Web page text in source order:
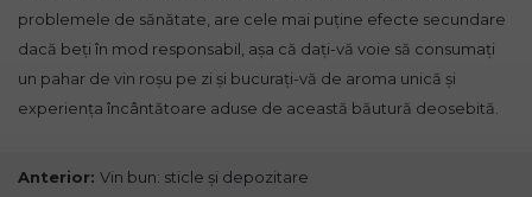
problemele de sănătate, are cele mai puține efecte secundare
dacă beți în mod responsabil, așa că dați-vă voie să consumați
un pahar de vin roșu pe zi și bucurați-vă de aroma unică și
experiența încântătoare aduse de această băutură deosebită.
Anterior: Vin bun: sticle și depozitare